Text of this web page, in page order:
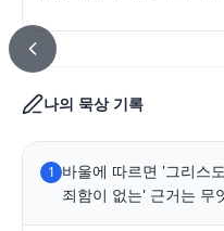
나의 묵상 기록
1 바울에 따르면 '그리스
죄함이 없는' 근거는 무